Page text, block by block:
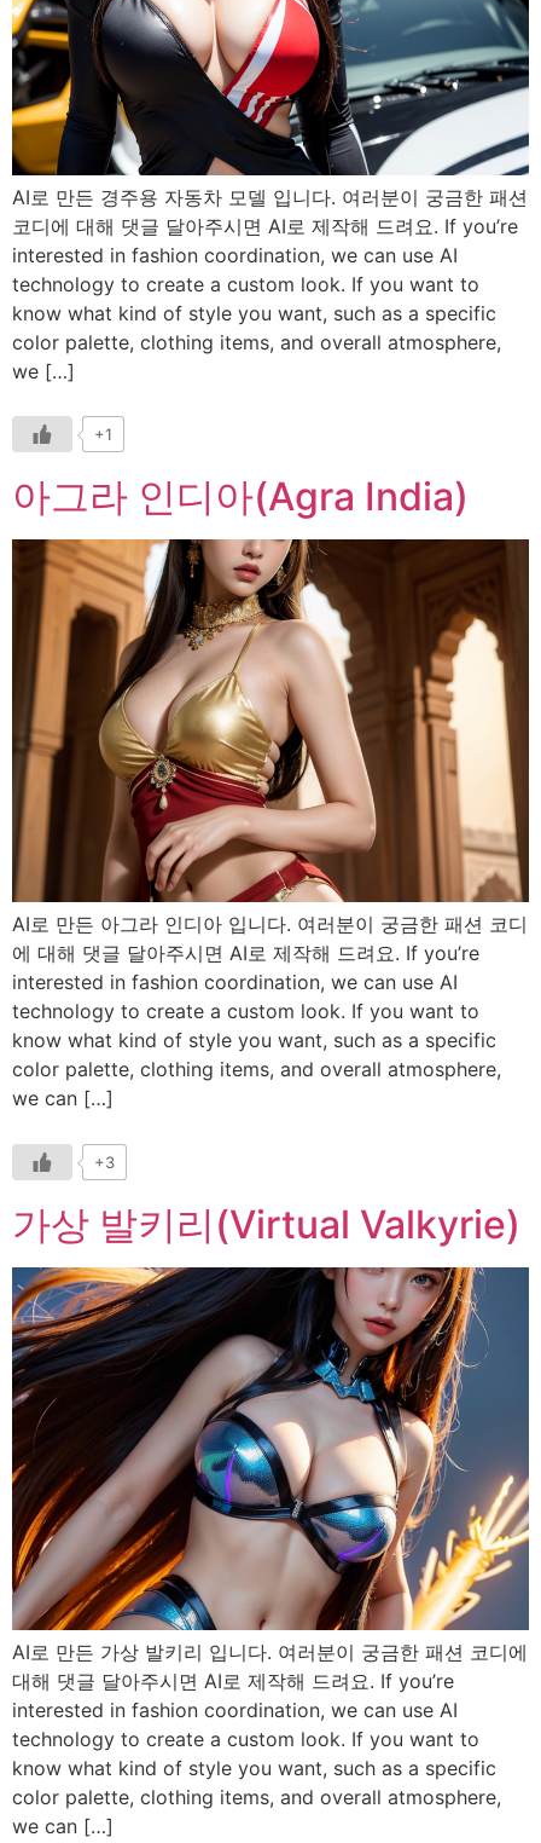
AI로 만든 경주용 자동차 모델 입니다. 여러분이 궁금한 패션
코디에 대해 댓글 달아주시면 AI로 제작해 드려요. If you’re
interested in fashion coordination, we can use AI
technology to create a custom look. If you want to
know what kind of style you want, such as a specific
color palette, clothing items, and overall atmosphere,
we […]
+1
아그라 인디아(Agra India)
AI로 만든 아그라 인디아 입니다. 여러분이 궁금한 패션 코디
에 대해 댓글 달아주시면 AI로 제작해 드려요. If you’re
interested in fashion coordination, we can use AI
technology to create a custom look. If you want to
know what kind of style you want, such as a specific
color palette, clothing items, and overall atmosphere,
we can […]
+3
가상 발키리(Virtual Valkyrie)
AI로 만든 가상 발키리 입니다. 여러분이 궁금한 패션 코디에
대해 댓글 달아주시면 AI로 제작해 드려요. If you’re
interested in fashion coordination, we can use AI
technology to create a custom look. If you want to
know what kind of style you want, such as a specific
color palette, clothing items, and overall atmosphere,
we can […]